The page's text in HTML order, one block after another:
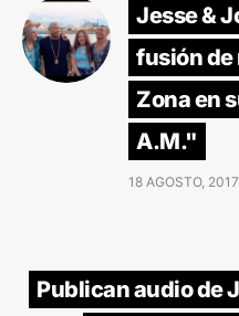
Jesse &
fusión de
Zona en
A.M."
18 AGOSTO, 2017
Publican audio de